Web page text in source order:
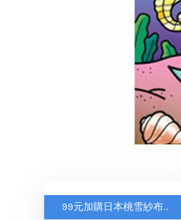
99元加購日本桃雪紗布方巾